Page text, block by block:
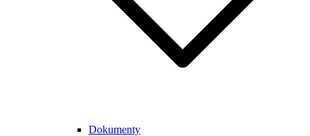
Dokumenty